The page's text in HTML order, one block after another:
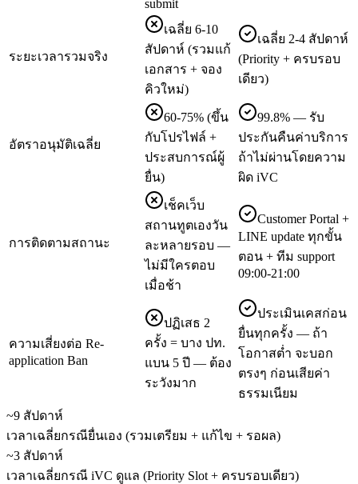
submit
ระยะเวลารวมจริง
เฉลี่ย 6-10
สัปดาห์ (รวมแก้
เอกสาร + จอง
คิวใหม่)
เฉลี่ย 2-4 สัปดาห์
(Priority + ครบรอบ
เดียว)
อัตราอนุมัติเฉลี่ย
60-75% (ขึ้น
กับโปรไฟล์ +
ประสบการณ์ผู้
ยื่น)
99.8% — รับ
ประกันคืนค่าบริการ
ถ้าไม่ผ่านโดยความ
ผิด iVC
การติดตามสถานะ
เช็คเว็บ
สถานทูตเองวัน
ละหลายรอบ —
ไม่มีใครตอบ
เมื่อช้า
Customer Portal +
LINE update ทุกขั้น
ตอน + ทีม support
09:00-21:00
ความเสี่ยงต่อ Re-
application Ban
ปฏิเสธ 2
ครั้ง = บาง ปท.
แบน 5 ปี — ต้อง
ระวังมาก
ประเมินเคสก่อน
ยื่นทุกครั้ง — ถ้า
โอกาสต่ำ จะบอก
ตรงๆ ก่อนเสียค่า
ธรรมเนียม
~9 สัปดาห์
เวลาเฉลี่ยกรณียื่นเอง (รวมเตรียม + แก้ไข + รอผล)
~3 สัปดาห์
เวลาเฉลี่ยกรณี iVC ดูแล (Priority Slot + ครบรอบเดียว)